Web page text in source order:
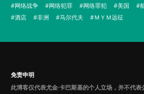
网络战争
网络犯罪 网络罪犯 美国
酒店
非洲 马尔代夫 ＭＹＭ远征
免责申明
此博客仅代表尤金·卡巴斯基的个人立场，并不代